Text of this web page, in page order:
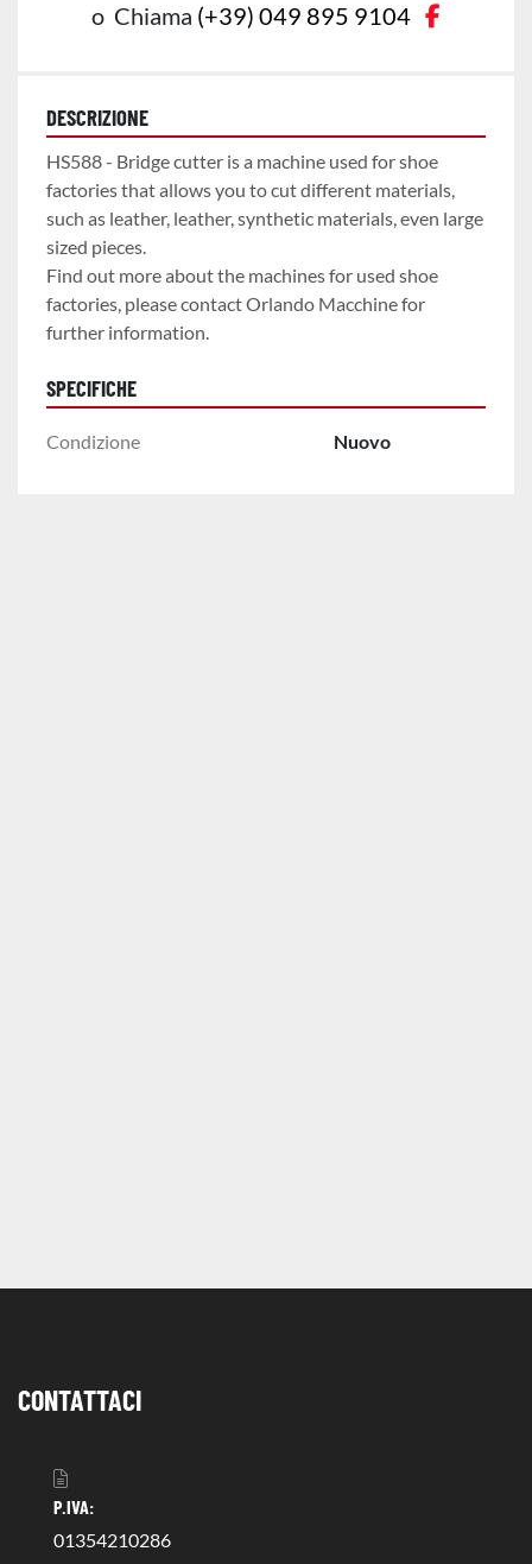
o Chiama (+39) 049 895 9104
DESCRIZIONE
HS588 - Bridge cutter is a machine used for shoe
factories that allows you to cut different materials,
such as leather, leather, synthetic materials, even large
sized pieces.
Find out more about the machines for used shoe
factories, please contact Orlando Macchine for
further information.
SPECIFICHE
Condizione Nuovo
CONTATTACI
P.IVA:
01354210286